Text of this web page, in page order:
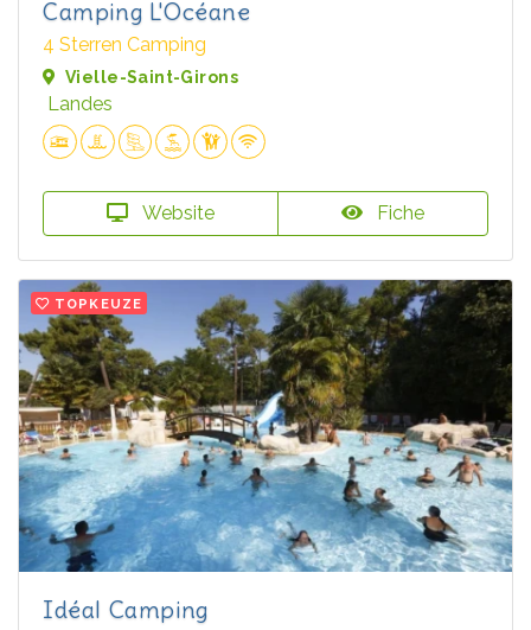
Camping L'Océane
4 Sterren Camping
Vielle-Saint-Girons
Landes
Website Fiche
TOPKEUZE
Idéal Camping